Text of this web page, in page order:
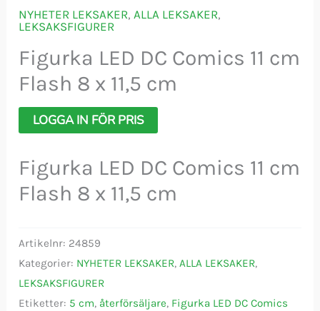
NYHETER LEKSAKER, ALLA LEKSAKER,
LEKSAKSFIGURER
Figurka LED DC Comics 11 cm
Flash 8 x 11,5 cm
LOGGA IN FÖR PRIS
Figurka LED DC Comics 11 cm
Flash 8 x 11,5 cm
Artikelnr: 24859
Kategorier: NYHETER LEKSAKER,ALLA LEKSAKER,
LEKSAKSFIGURER
Etiketter: 5 cm, återförsäljare, Figurka LED DC Comics